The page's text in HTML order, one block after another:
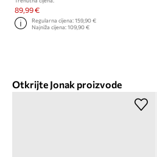
89,99 €
Regularna cijena:159,90 €
Najniža cijena:109,90 €
Otkrijte Jonak proizvode